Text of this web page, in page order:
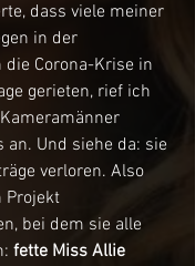
dass viele meiner
in der
Corona-Krise in
gerieten, rief ich
an. Und siehe da: sie
verloren. Also
Projekt
bei dem sie alle
fette Miss Allie